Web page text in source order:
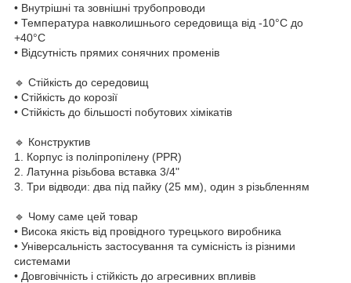
• Внутрішні та зовнішні трубопроводи
• Температура навколишнього середовища від -10°C до
+40°C
• Відсутність прямих сонячних променів
🔹 Стійкість до середовищ
• Стійкість до корозії
• Стійкість до більшості побутових хімікатів
🔹 Конструктив
1. Корпус із поліпропілену (PPR)
2. Латунна різьбова вставка 3/4"
3. Три відводи: два під пайку (25 мм), один з різьбленням
🔹 Чому саме цей товар
• Висока якість від провідного турецького виробника
• Універсальність застосування та сумісність із різними
системами
• Довговічність і стійкість до агресивних впливів